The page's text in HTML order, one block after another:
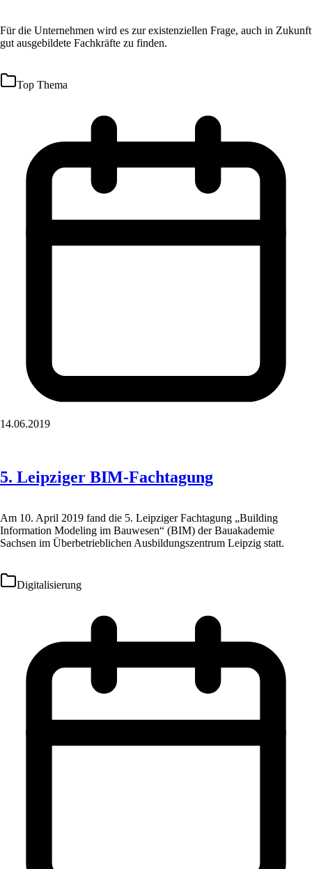
Für die Unternehmen wird es zur existenziellen Frage, auch in Zukunft
gut ausgebildete Fachkräfte zu finden.
Top Thema
14.06.2019
5. Leipziger BIM-Fachtagung
Am 10. April 2019 fand die 5. Leipziger Fachtagung „Building
Information Modeling im Bauwesen“ (BIM) der Bauakademie
Sachsen im Überbetrieblichen Ausbildungszentrum Leipzig statt.
Digitalisierung